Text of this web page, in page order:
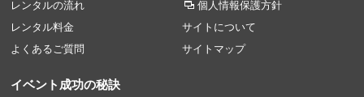
レンタルの流れ
レンタル料金
よくあるご質問
個人情報保護方針
サイトについて
サイトマップ
イベント成功の秘訣